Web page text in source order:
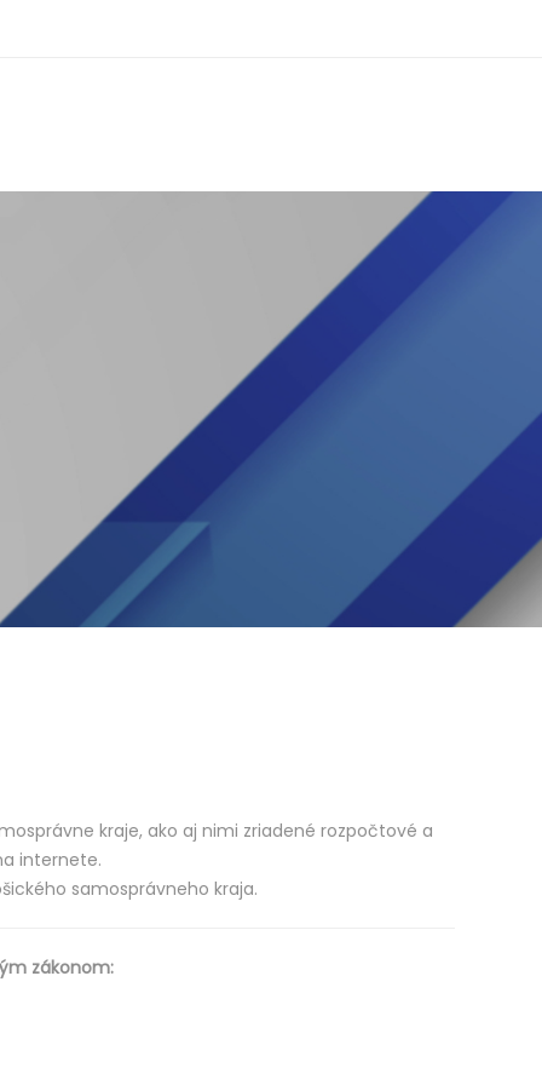
kraje, ako aj nimi zriadené rozpočtové a
internete.
samosprávneho kraja.
zákonom: